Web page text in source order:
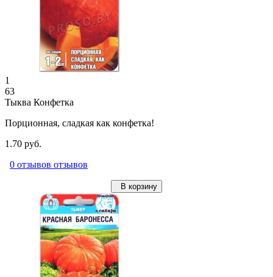
1
63
Тыква Конфетка
Порционная, сладкая как конфетка!
1.70 руб.
0 отзывов отзывов
В корзину